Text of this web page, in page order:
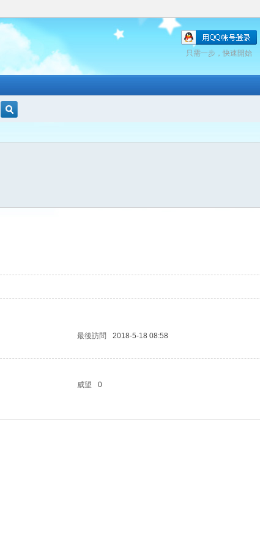
只需一步，快速開始
最後訪問 2018-5-18 08:58
威望 0